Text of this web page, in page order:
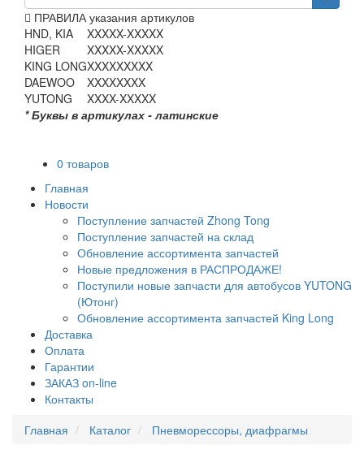
ПРАВИЛА указания артикулов
HND, KIA
XXXXX-XXXXX
HIGER
XXXXX-XXXXX
KING LONGXXXXXXXXX
DAEWOO
XXXXXXXX
YUTONG
XXXX-XXXXX
* Буквы в артикулах - латинские
0 товаров
Главная
Новости
Поступление запчастей Zhong Tong
Поступление запчастей на склад
Обновление ассортимента запчастей
Новые предложения в РАСПРОДАЖЕ!
Поступили новые запчасти для автобусов YUTONG
(Ютонг)
Обновление ассортимента запчастей King Long
Доставка
Оплата
Гарантии
ЗАКАЗ on-line
Контакты
Главная
Каталог Пневморессоры, диафрагмы